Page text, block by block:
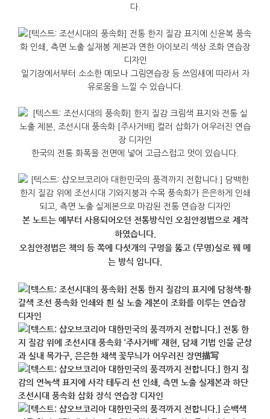
다.
일기장에서부터 소소한 메모나 그림연습장 등 쓰임새에 따라서 자
유로움을 느낄 수 있습니다.
한국의 전통 화폭을 전면에 넣어 고급스럽고 멋이 있습니다.
본 노트는 예부터 사용되어오던 전통방식인 오침안정법으로 제작
하였습니다.
오침안정법은 책의 등 쪽에 다섯개의 구멍을 뚫고 (무명)실로 꿰 메
는 방식 입니다.